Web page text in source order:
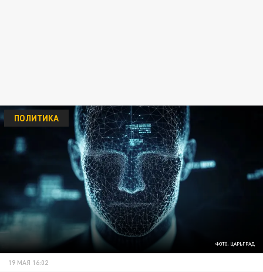
ФОТО: ЦАРЬГРАД
ПОЛИТИКА
19 МАЯ 16:02